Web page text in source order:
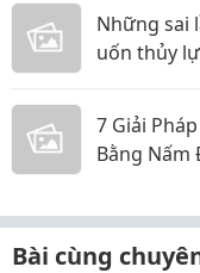
Những sai
uốn thủy
7 Giải
Bằng Nấm
Bài cùng